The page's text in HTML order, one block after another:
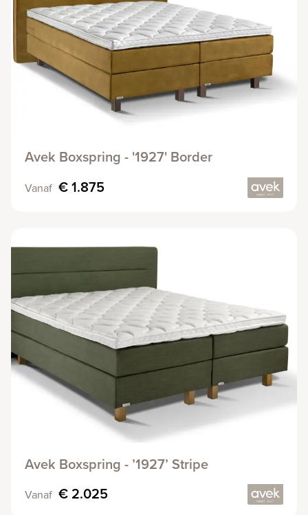
Avek Boxspring - '1927' Border
Vanaf € 1.875
Avek Boxspring - ’1927’ Stripe
Vanaf € 2.025